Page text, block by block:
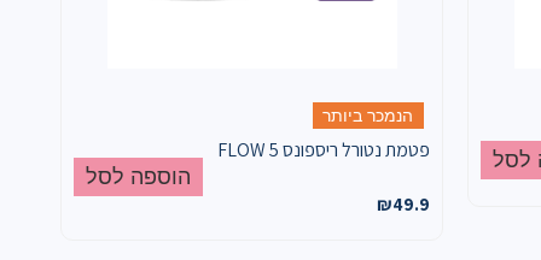
לסל
הנמכר ביותר
פטמת נטורל ריספונס FLOW 5
₪49.9
הוספה לסל